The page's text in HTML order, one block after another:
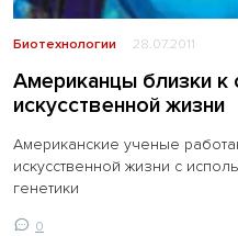
Биотехнологии 28.07.2011
Американцы близки к
искусственной жизни
Американские ученые
искусственной жизни с
генетики
0